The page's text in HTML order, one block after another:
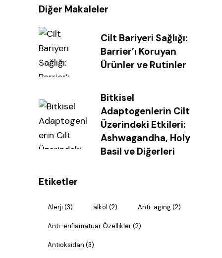
Diğer Makaleler
Cilt Bariyeri Sağlığı:
Barrier’ı Koruyan
Ürünler ve Rutinler
Bitkisel
Adaptogenlerin Cilt
Üzerindeki Etkileri:
Ashwagandha, Holy
Basil ve Diğerleri
Etiketler
Alerji (3) alkol (2) Anti-aging(2)
Anti-enflamatuar Özellikler(2)
Antioksidan (3)